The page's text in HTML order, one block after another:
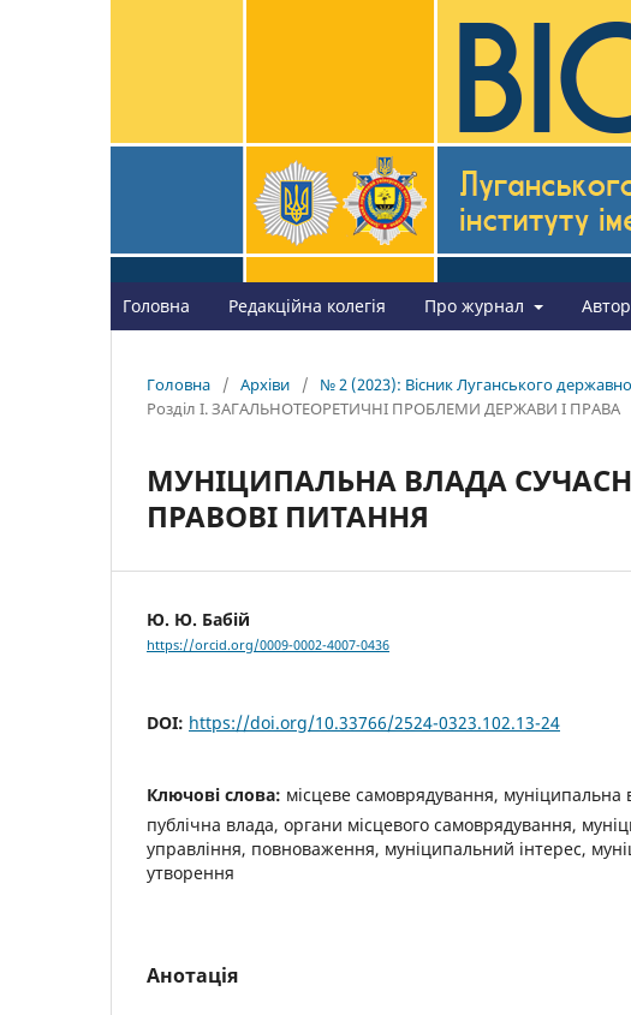
Головна Редакційна колегія Про журнал
Головна / Архіви / № 2 (2023): Вісник Луганського
Розділ I. ЗАГАЛЬНОТЕОРЕТИЧНІ ПРОБЛЕМИ ДЕРЖАВИ І ПРАВА
МУНІЦИПАЛЬНА ВЛАДА
ПРАВОВІ ПИТАННЯ
Ю. Ю. Бабій
https://orcid.org/0009-0002-4007-0436
DOI: https://doi.org/10.33766/2524-0323.102.13-24
Ключові слова: місцеве самоврядування, муніципальна
публічна влада, органи місцевого самоврядування,
управління, повноваження, муніципальний інтерес,
утворення
Анотація